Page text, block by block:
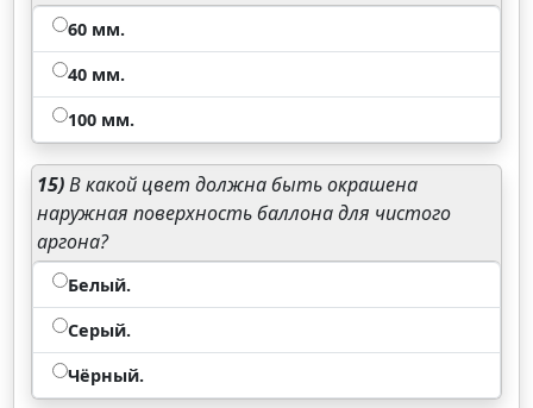
60 мм.
40 мм.
100 мм.
15)В какой цвет должна быть окрашена
наружная поверхность баллона для чистого
аргона?
Белый.
Серый.
Чёрный.